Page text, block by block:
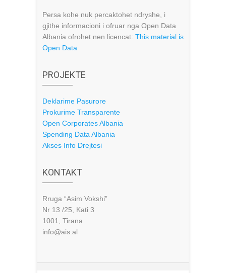
Persa kohe nuk percaktohet ndryshe, i
gjithe informacioni i ofruar nga Open Data
Albania ofrohet nen licencat: This material is
Open Data
PROJEKTE
Deklarime Pasurore
Prokurime Transparente
Open Corporates Albania
Spending Data Albania
Akses Info Drejtesi
KONTAKT
Rruga “Asim Vokshi”
Nr 13 /25, Kati 3
1001, Tirana
info@ais.al